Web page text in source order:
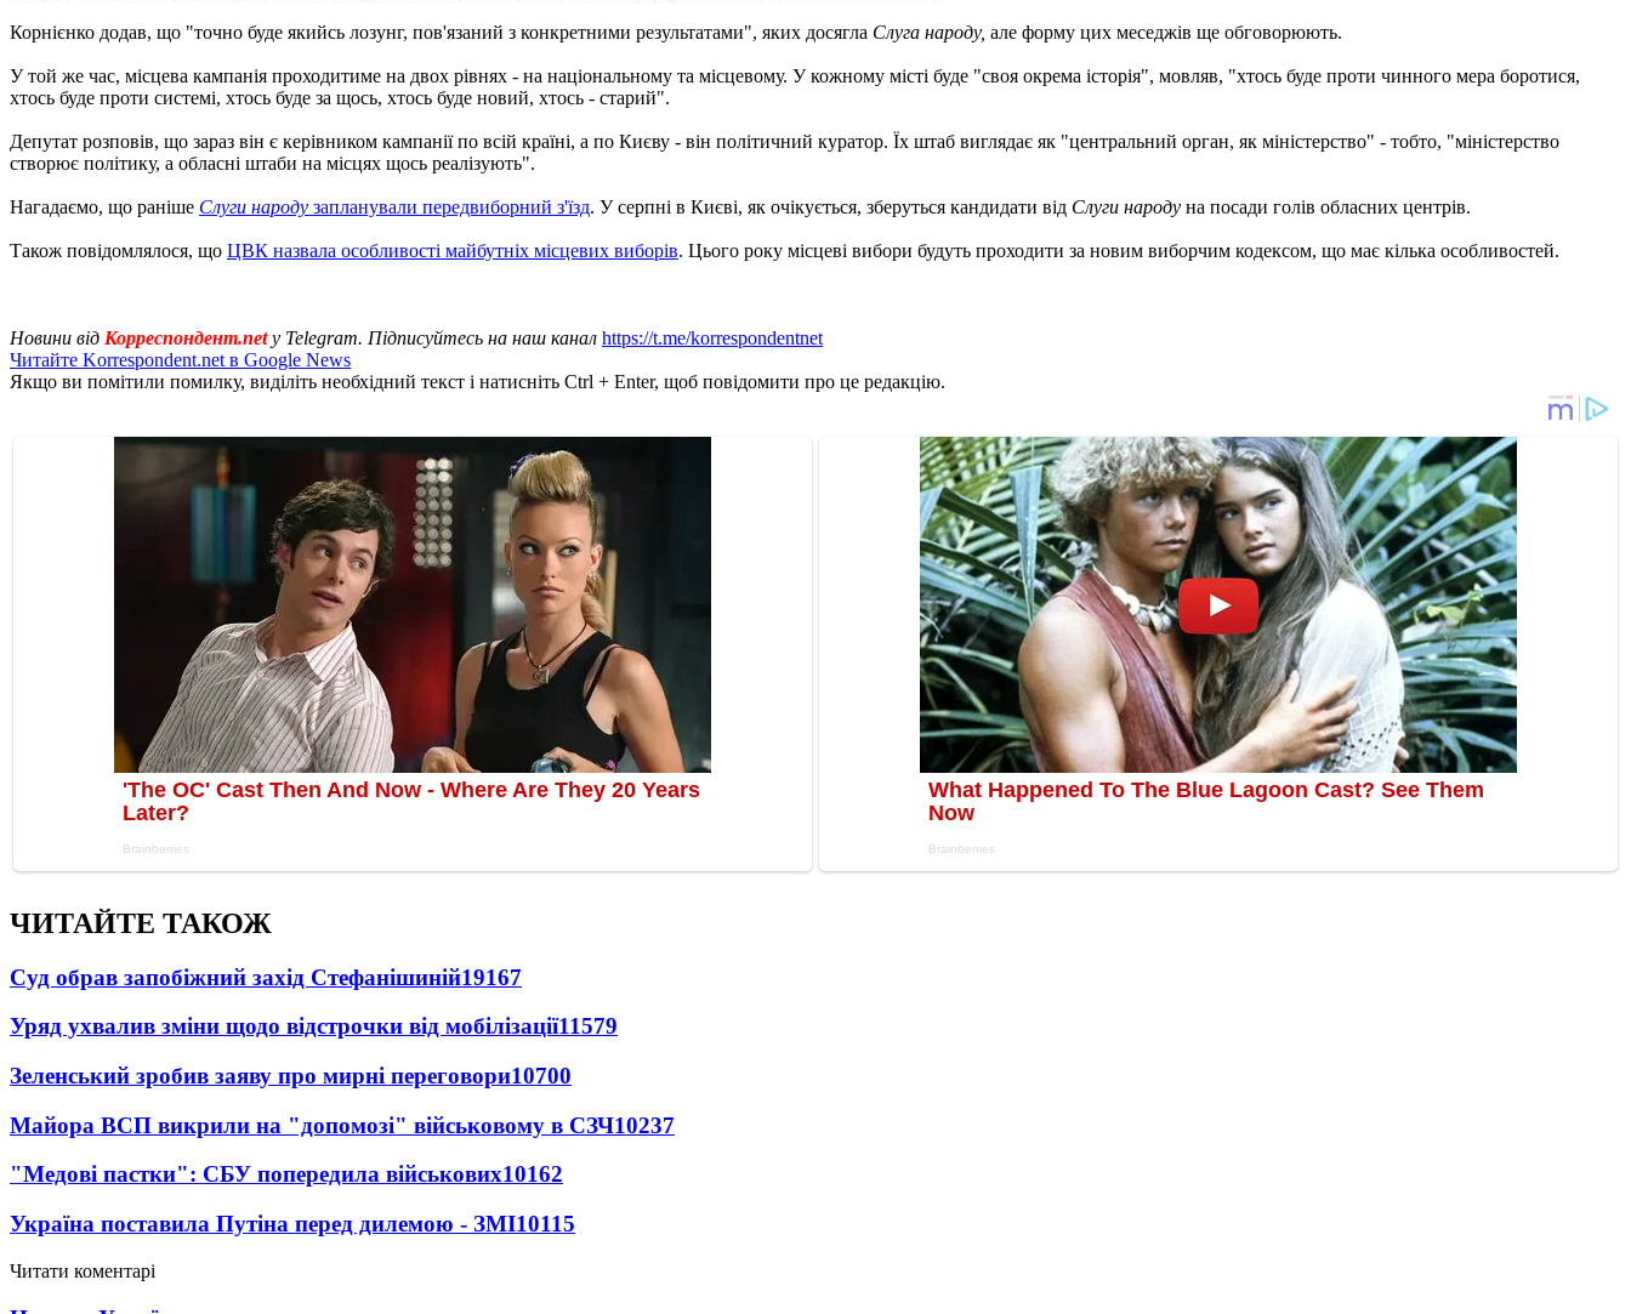
Корнієнко додав, що "точно буде якийсь лозунг, пов'язаний з конкретними результатами", яких досягла Слуга народу, але форму цих меседжів ще обговорюють.
У той же час, місцева кампанія проходитиме на двох рівнях - на національному та місцевому. У кожному місті буде "своя окрема історія", мовляв, "хтось буде проти чинного мера боротися,
хтось буде проти системі, хтось буде за щось, хтось буде новий, хтось - старий".
Депутат розповів, що зараз він є керівником кампанії по всій країні, а по Києву - він політичний куратор. Їх штаб виглядає як "центральний орган, як міністерство" - тобто, "міністерство
створює політику, а обласні штаби на місцях щось реалізують".
Нагадаємо, що раніше Слуги народу запланували передвиборний з'їзд. У серпні в Києві, як очікується, зберуться кандидати від Слуги народу на посади голів обласних центрів.
Також повідомлялося, що ЦВК назвала особливості майбутніх місцевих виборів. Цього року місцеві вибори будуть проходити за новим виборчим кодексом, що має кілька особливостей.
Новини від Корреспондент.net у Telegram. Підписуйтесь на наш канал https://t.me/korrespondentnet
Читайте Korrespondent.net в Google News
Якщо ви помітили помилку, виділіть необхідний текст і натисніть Ctrl + Enter, щоб повідомити про це редакцію.
ЧИТАЙТЕ ТАКОЖ
Суд обрав запобіжний захід Стефанішиній19167
Уряд ухвалив зміни щодо відстрочки від мобілізації11579
Зеленський зробив заяву про мирні переговори10700
Майора ВСП викрили на "допомозі" військовому в СЗЧ10237
"Медові пастки": СБУ попередила військових10162
Україна поставила Путіна перед дилемою - ЗМІ10115
Читати коментарі